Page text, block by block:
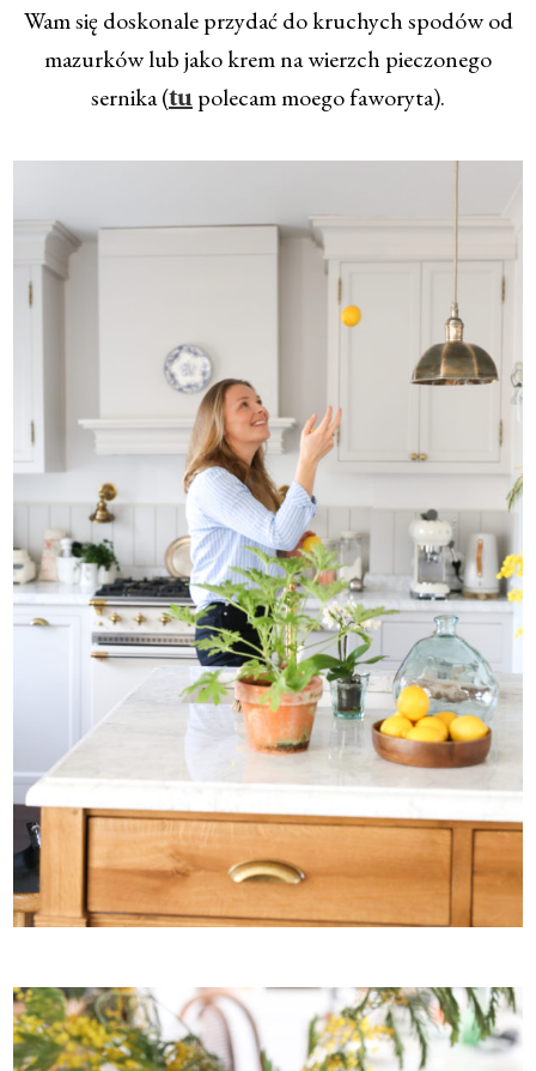
Wam się doskonale przydać do kruchych spodów od
mazurków lub jako krem na wierzch pieczonego
sernika (tu polecam moego faworyta).